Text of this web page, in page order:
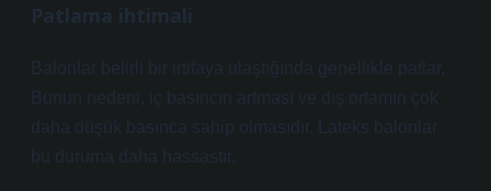
Patlama ihtimali
Balonlar belirli bir irtifaya ulaştığında genellikle patlar.
Bunun nedeni, iç basıncın artması ve dış ortamın çok
daha düşük basınca sahip olmasıdır. Lateks balonlar
bu duruma daha hassastır.